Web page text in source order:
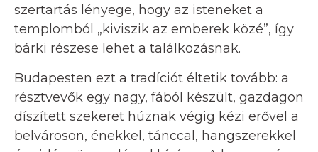
szertartás lényege, hogy az isteneket a
templomból „kiviszik az emberek közé”, így
bárki részese lehet a találkozásnak.
Budapesten ezt a tradíciót éltetik tovább: a
résztvevők egy nagy, fából készült, gazdagon
díszített szekeret húznak végig kézi erővel a
belvároson, énekkel, tánccal, hangszerekkel